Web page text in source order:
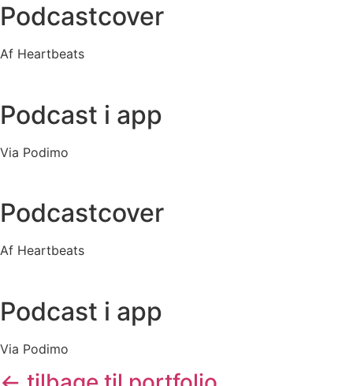
Podcastcover
Af Heartbeats
Podcast i app
Via Podimo
Podcastcover
Af Heartbeats
Podcast i app
Via Podimo